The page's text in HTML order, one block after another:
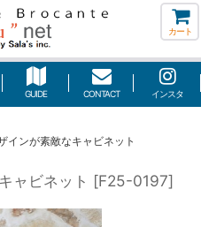
カート
GUIDE CONTACT インスタ
インが素敵なキャビネット
ャビネット [F25-0197]